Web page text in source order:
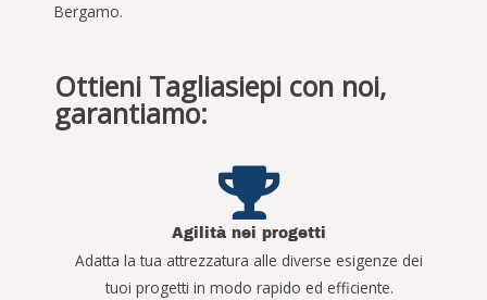
Bergamo.
Ottieni Tagliasiepi con noi,
garantiamo:
Agilità nei progetti
Adatta la tua attrezzatura alle diverse esigenze dei
tuoi progetti in modo rapido ed efficiente.